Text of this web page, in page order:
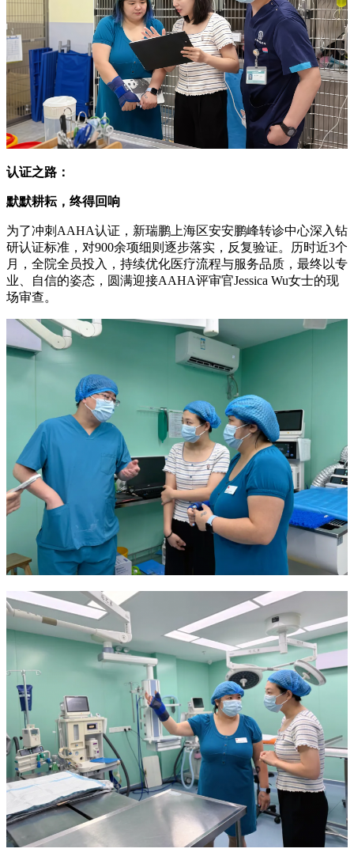
认证之路：
默默耕耘，终得回响
为了冲刺AAHA认证，新瑞鹏上海区安安鹏峰转诊中心深入钻
研认证标准，对900余项细则逐步落实，反复验证。历时近3个
月，全院全员投入，持续优化医疗流程与服务品质，最终以专
业、自信的姿态，圆满迎接AAHA评审官Jessica Wu女士的现
场审查。